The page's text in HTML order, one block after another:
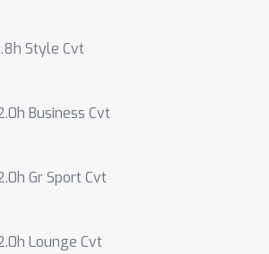
Style Cvt
Business Cvt
Gr Sport Cvt
Lounge Cvt